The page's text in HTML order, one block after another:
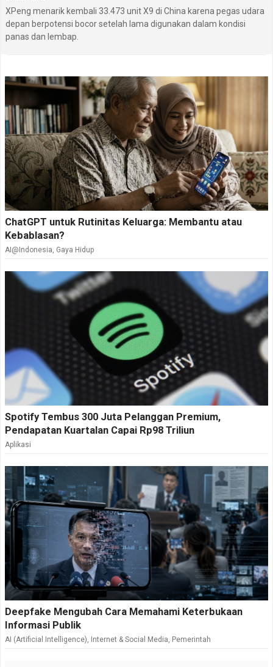
XPeng menarik kembali 33.473 unit X9 di China karena pegas udara
depan berpotensi bocor setelah lama digunakan dalam kondisi
panas dan lembap.
ChatGPT untuk Rutinitas Keluarga: Membantu atau
Kebablasan?
AI@Indonesia, Gaya Hidup
Spotify Tembus 300 Juta Pelanggan Premium,
Pendapatan Kuartalan Capai Rp98 Triliun
Aplikasi
Deepfake Mengubah Cara Memahami Keterbukaan
Informasi Publik
AI (Artificial Intelligence), Internet & Social Media, Pemerintah